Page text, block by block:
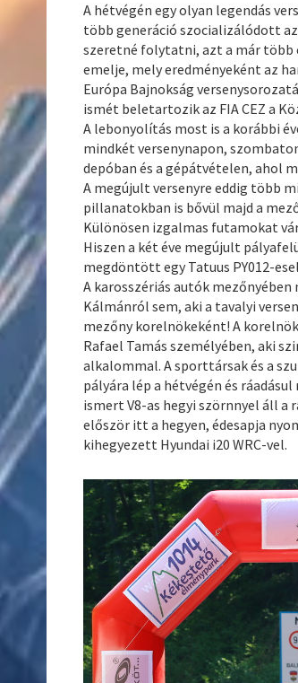
A hétvégén egy olyan legendás
több generáció szocializálódott
szeretné folytatni, azt a már több
emelje, mely eredményeként az
Európa Bajnokság
ismét beletartozik az FIA CEZ a
A lebonyolítás most is a korábbi
mindkét versenynapon,
depóban és a gépátvételen, ahol
A megújult versenyre eddig több
pillanatokban is bővül majd a
Különösen izgalmas futamokat
Hiszen a két éve megújult
megdöntött egy Tatuus PY012-
A karosszériás autók
Kálmánról sem, aki a tavalyi
mezőny korelnökeként! A
Rafael Tamás személyében, aki
alkalommal. A sporttársak és a
pályára lép a hétvégén és
ismert V8-as hegyi szörnnyel áll a
először itt a hegyen, édesapja
kihegyezett Hyundai i20 WRC-vel.